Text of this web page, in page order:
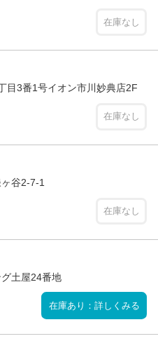
在庫なし
3番1号イオン市川妙典店2F
在庫なし
谷2-7-1
在庫なし
土屋24番地
在庫あり：詳しくみる